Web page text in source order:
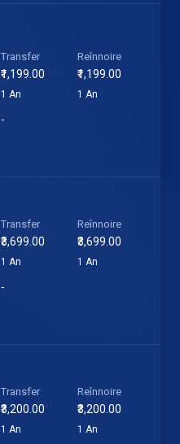
Transfer
₹1,199.00
1 An
Reînnoire
₹1,199.00
1 An
-
Transfer
₹3,699.00
1 An
Reînnoire
₹3,699.00
1 An
-
Transfer
₹3,200.00
1 An
Reînnoire
₹3,200.00
1 An